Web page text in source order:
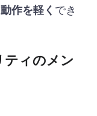
作を軽く でき
ィのメン